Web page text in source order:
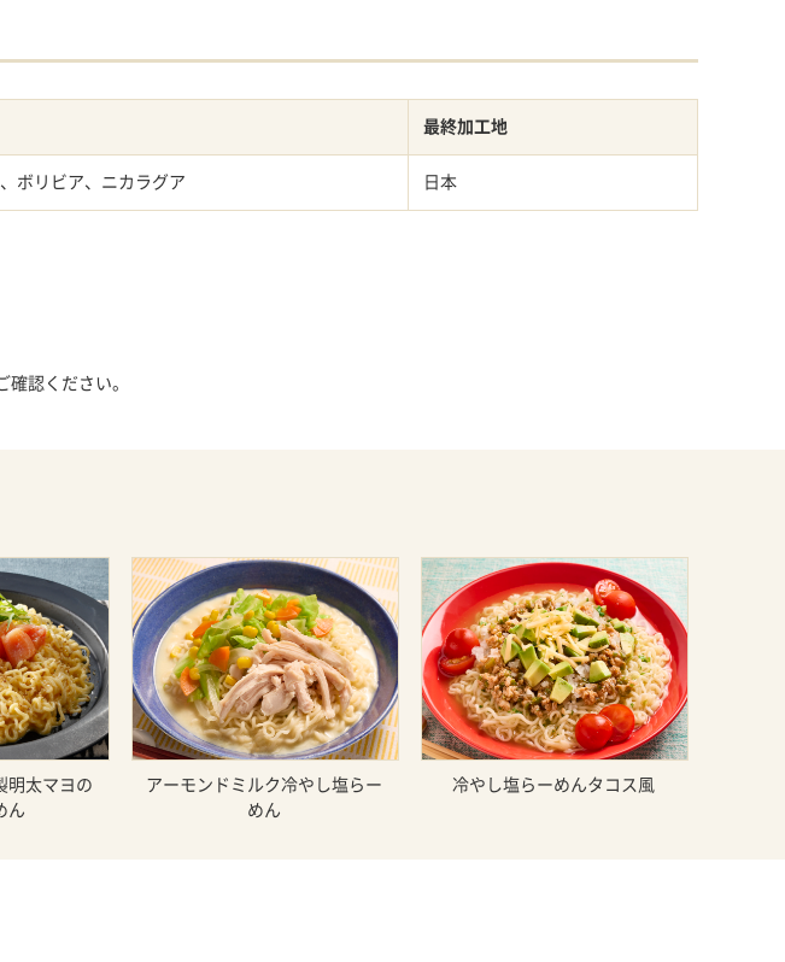
最終加工地
ボリビア、ニカラグア 日本
認ください。
明太マヨの
ん
アーモンドミルク冷やし塩らー
めん
冷やし塩らーめんタコス風